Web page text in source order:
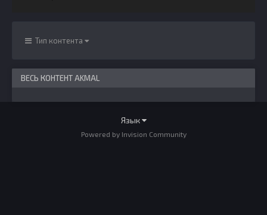
Тип контента
ВЕСЬ КОНТЕНТ AKMAL
Язык
Powered by Invision Community